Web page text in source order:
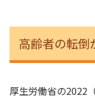
高齢者の転倒
厚生労働省の2022